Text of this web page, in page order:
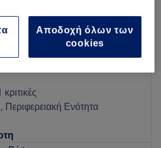
του Ευόσμου
Περιφερειακή Ενότητα
Αποδοχή όλων των
cookies